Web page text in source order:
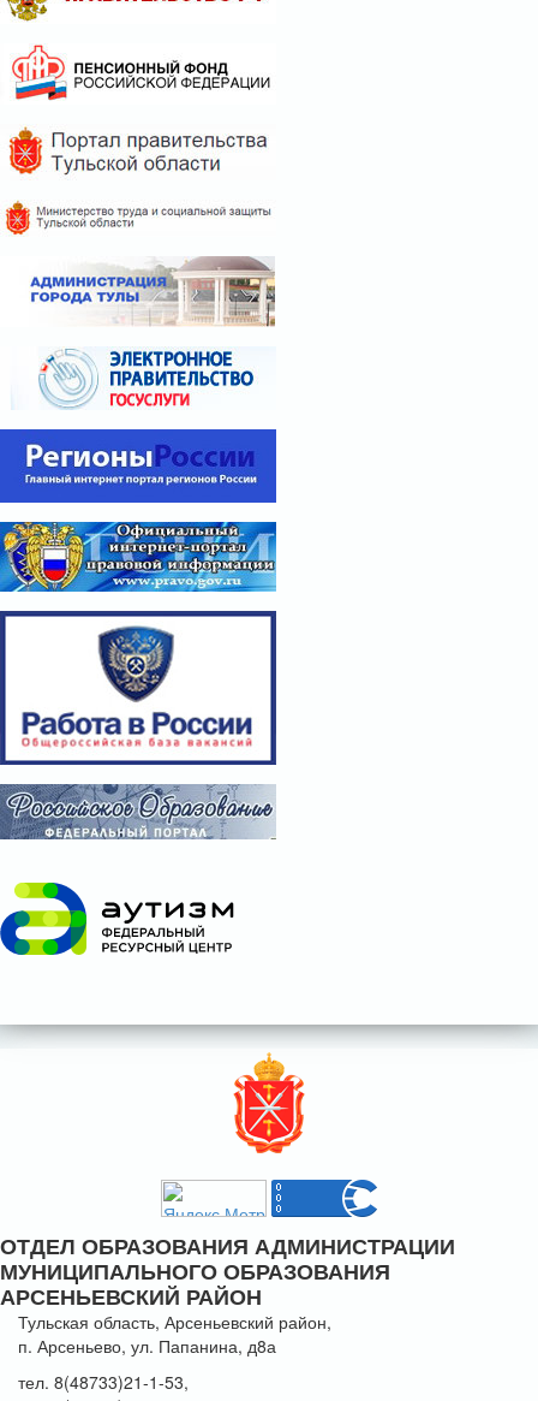
ОТДЕЛ ОБРАЗОВАНИЯ АДМИНИСТРАЦИИ
МУНИЦИПАЛЬНОГО ОБРАЗОВАНИЯ
АРСЕНЬЕВСКИЙ РАЙОН
Тульская область, Арсеньевский район,
п. Арсеньево, ул. Папанина, д8а
тел. 8(48733)21-1-53,